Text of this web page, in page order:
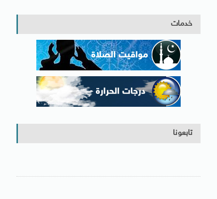
خدمات
تابعونا